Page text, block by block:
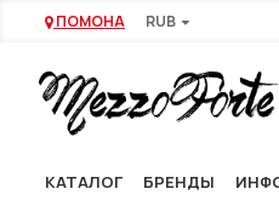
ПОМОНА RUB
КАТАЛОГ БРЕНДЫ